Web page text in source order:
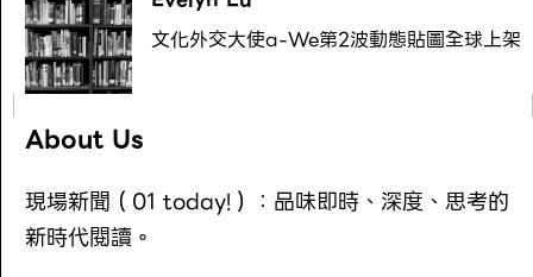
文化外交大使a-We第2波動態貼圖全球上架
About Us
現場新聞（01 today!）：品味即時、深度、思考的
新時代閱讀。